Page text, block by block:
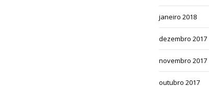
janeiro 2018
dezembro 2017
novembro 2017
outubro 2017